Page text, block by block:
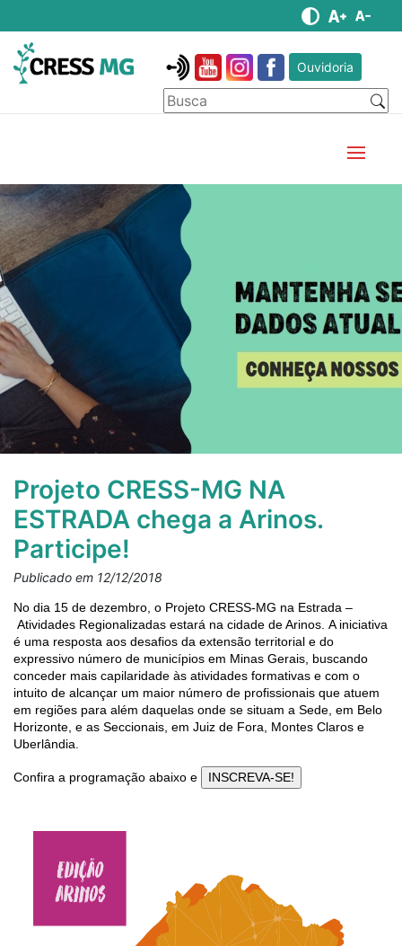
Ouvidoria
Projeto CRESS-MG NA
ESTRADA chega a Arinos.
Participe!
Publicado em 12/12/2018
No dia 15 de dezembro, o Projeto CRESS-MG na Estrada –
Atividades Regionalizadas estará na cidade de Arinos. A iniciativa
é uma resposta aos desafios da extensão territorial e do
expressivo número de municípios em Minas Gerais, buscando
conceder mais capilaridade às atividades formativas e com o
intuito de alcançar um maior número de profissionais que atuem
em regiões para além daquelas onde se situam a Sede, em Belo
Horizonte, e as Seccionais, em Juiz de Fora, Montes Claros e
Uberlândia.
Confira a programação abaixo e